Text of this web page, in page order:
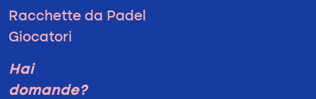
Racchette da Padel
Giocatori
Hai
domande?